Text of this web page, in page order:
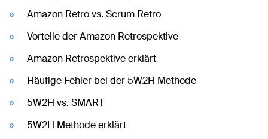
Amazon Retro vs. Scrum Retro
Vorteile der Amazon Retrospektive
Amazon Retrospektive erklärt
Häufige Fehler bei der 5W2H Methode
5W2H vs. SMART
5W2H Methode erklärt